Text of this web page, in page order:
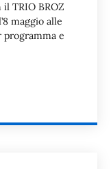
TRIO BROZ
maggio alle
programma e